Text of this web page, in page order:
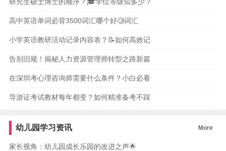
高中英语单词必背3500词汇哪个好🧐词汇
小学英语教研活动记录内容表？📝如何高效记
告别旧规！揭秘人力资源管理师转型之路新篇
在深圳考心理咨询师需要什么条件？小白必看
导游证考试教材每年都变？如何精准备考不踩
幼儿园学习资讯 More
家长视角：幼儿园成长乐园的改进之声🌟